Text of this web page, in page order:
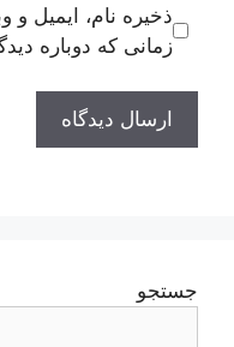
ذخیره نام، ایمیل
زمانی که دوباره
جستجو